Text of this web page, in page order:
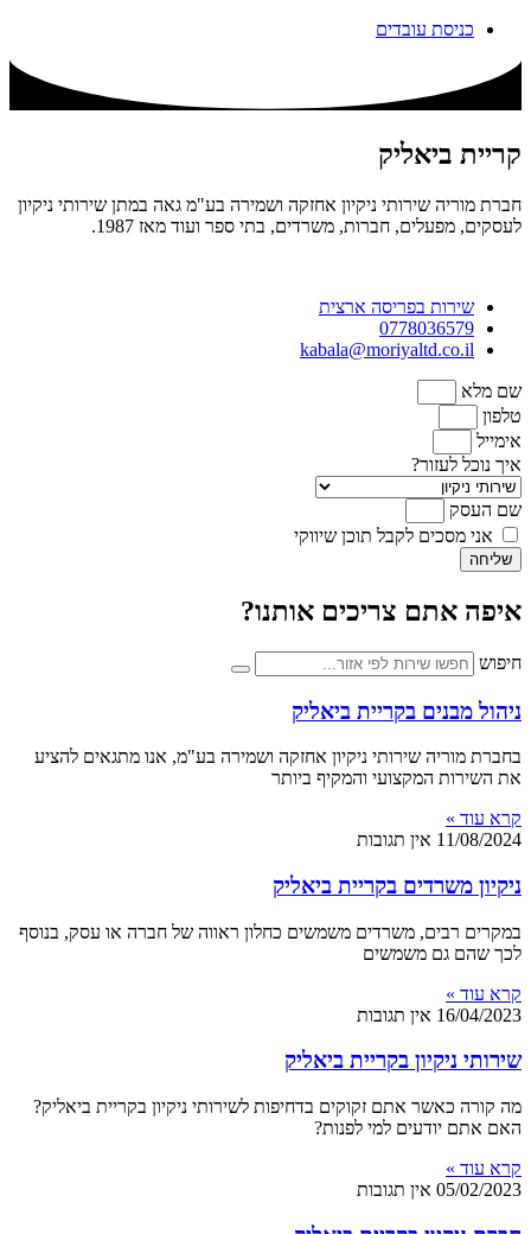
כניסת עובדים
קריית ביאליק
חברת מוריה שירותי ניקיון אחזקה ושמירה בע"מ גאה במתן שירותי ניקיון
לעסקים, מפעלים, חברות, משרדים, בתי ספר ועוד מאז 1987.
שירות בפריסה ארצית
0778036579
kabala@moriyaltd.co.il
שם מלא
טלפון
אימייל
איך נוכל לעזור?
שם העסק
אני מסכים לקבל תוכן שיווקי
שליחה
איפה אתם צריכים אותנו?
חיפוש
ניהול מבנים בקריית ביאליק
בחברת מוריה שירותי ניקיון אחזקה ושמירה בע"מ, אנו מתגאים להציע
את השירות המקצועי והמקיף ביותר
קרא עוד »
11/08/2024 אין תגובות
ניקיון משרדים בקריית ביאליק
במקרים רבים, משרדים משמשים כחלון ראווה של חברה או עסק, בנוסף
לכך שהם גם משמשים
קרא עוד »
16/04/2023 אין תגובות
שירותי ניקיון בקריית ביאליק
מה קורה כאשר אתם זקוקים בדחיפות לשירותי ניקיון בקריית ביאליק?
האם אתם יודעים למי לפנות?
קרא עוד »
05/02/2023 אין תגובות